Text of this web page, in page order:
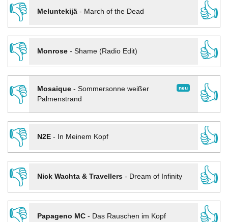
👎
Meluntekijä- March of the Dead
👍
👎
Monrose- Shame (Radio Edit)
👍
👎
neu
Mosaique- Sommersonne weißer
Palmenstrand
👍
👎
N2E- In Meinem Kopf
👍
👎
Nick Wachta & Travellers- Dream of Infinity
👍
👎
Papageno MC- Das Rauschen im Kopf
👍